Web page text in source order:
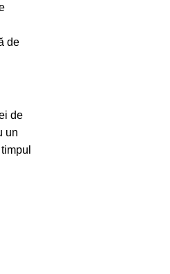
de
de
un